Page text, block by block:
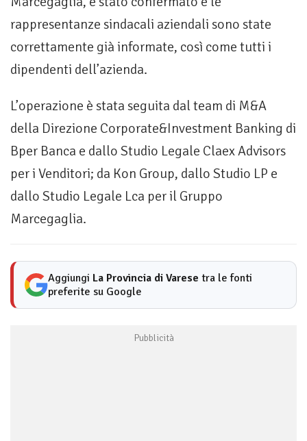
rappresentanze sindacali aziendali sono state
correttamente già informate, così come tutti i
dipendenti dell’azienda.
L’operazione è stata seguita dal team di M&A
della Direzione Corporate&Investment Banking di
Bper Banca e dallo Studio Legale Claex Advisors
per i Venditori; da Kon Group, dallo Studio LP e
dallo Studio Legale Lca per il Gruppo
Marcegaglia.
Aggiungi La Provincia di Varese tra le fonti
preferite su Google